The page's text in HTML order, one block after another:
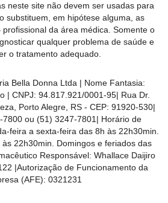
neste site não devem ser usadas para
substituem, em hipótese alguma, as
da área médica. Somente o
qualquer problema de saúde e
o tratamento adequado.
Bella Donna Ltda | Nome Fantasia:
| CNPJ: 94.817.921/0001-95| Rua Dr.
Porto Alegre, RS - CEP: 91920-530|
7800 ou (51) 3247-7801| Horário de
feira a sexta-feira das 8h às 22h30min.
22h30min. Domingos e feriados das
Responsável: Whallace Daijiro
|Autorização de Funcionamento da
(AFE): 0321231